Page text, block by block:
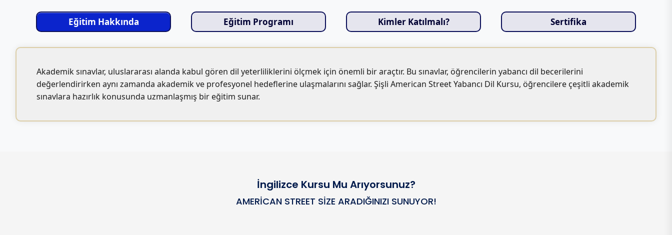
Eğitim Hakkında Eğitim Programı Kimler Katılmalı? Sertifika
Akademik sınavlar, uluslararası alanda kabul gören dil yeterliliklerini ölçmek için önemli bir araçtır. Bu sınavlar, öğrencilerin yabancı dil becerilerini
değerlendirirken aynı zamanda akademik ve profesyonel hedeflerine ulaşmalarını sağlar. Şişli American Street Yabancı Dil Kursu, öğrencilere çeşitli akademik
sınavlara hazırlık konusunda uzmanlaşmış bir eğitim sunar.
İngilizce Kursu Mu Arıyorsunuz?
AMERICAN STREET SIZE ARADIĞINIZI SUNUYOR!